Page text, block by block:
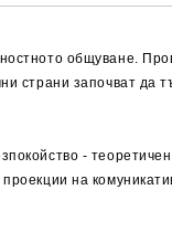
общуване.
страни започват
-
на